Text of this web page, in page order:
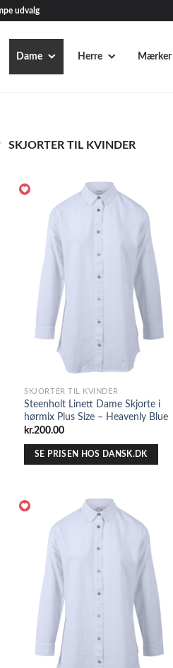
udvalg
Dame Herre Mærker
SKJORTER TIL KVINDER
SKJORTER TIL KVINDER
Steenholt Linett Dame Skjorte i
hørmix Plus Size – Heavenly Blue
kr.200.00
SE PRISEN HOS DANSK.DK